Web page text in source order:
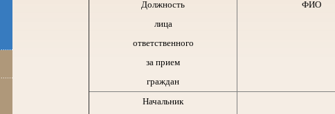
Должность
лица
ответственного
за прием
граждан
ФИО
Начальник